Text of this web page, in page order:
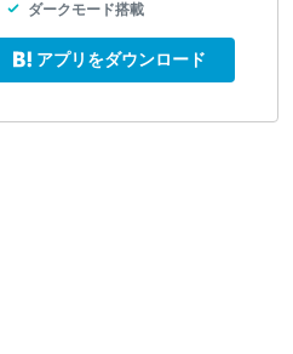
ダークモード搭載
アプリをダウンロード